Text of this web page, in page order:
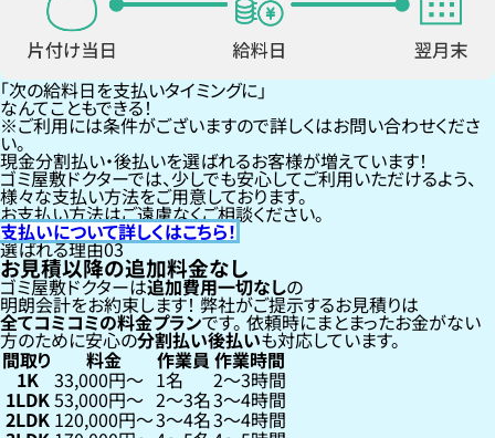
「次の給料日を支払いタイミングに」
なんてこともできる！
ご利用には条件がございますので詳しくはお問い合わせくださ
い。
現金分割払い・後払いを選ばれるお客様が増えています！
ゴミ屋敷ドクターでは、少しでも安心してご利用いただけるよう、
様々な支払い方法をご用意しております。
お支払い方法はご遠慮なくご相談ください。
支払いについて詳しくはこちら！
選ばれる理由03
お見積以降の追加料金なし
ゴミ屋敷ドクターは追加費用一切なしの
明朗会計をお約束します！弊社がご提示するお見積りは
全てコミコミの料金プランです。依頼時にまとまったお金がない
方のために安心の分割払い後払いも対応しています。
間取り 料金 作業員 作業時間
1K 33,000円〜 1名 2〜3時間
1LDK53,000円〜 2〜3名3〜4時間
2LDK 120,000円〜3〜4名3〜4時間